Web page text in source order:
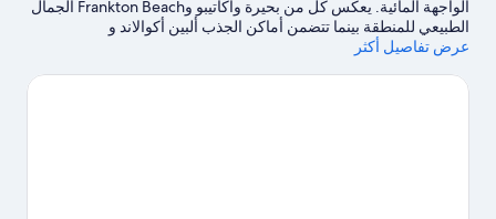
الواجهة المائية. يعكس كل من بحيرة واكاتيبو وFrankton Beach الجمال
الطبيعي للمنطقة بينما تتضمن أماكن الجذب ألبين أكوالاند و
خلال ركوب قوارب التجديف والتزلج على الماء القريبتين، أو استمتع
عرض تفاصيل أكثر